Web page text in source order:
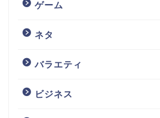
ゲーム
ネタ
バラエティ
ビジネス